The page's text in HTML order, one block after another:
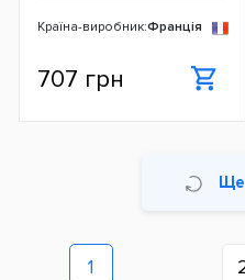
Країна-виробник:Франція
707 грн
Ще
1